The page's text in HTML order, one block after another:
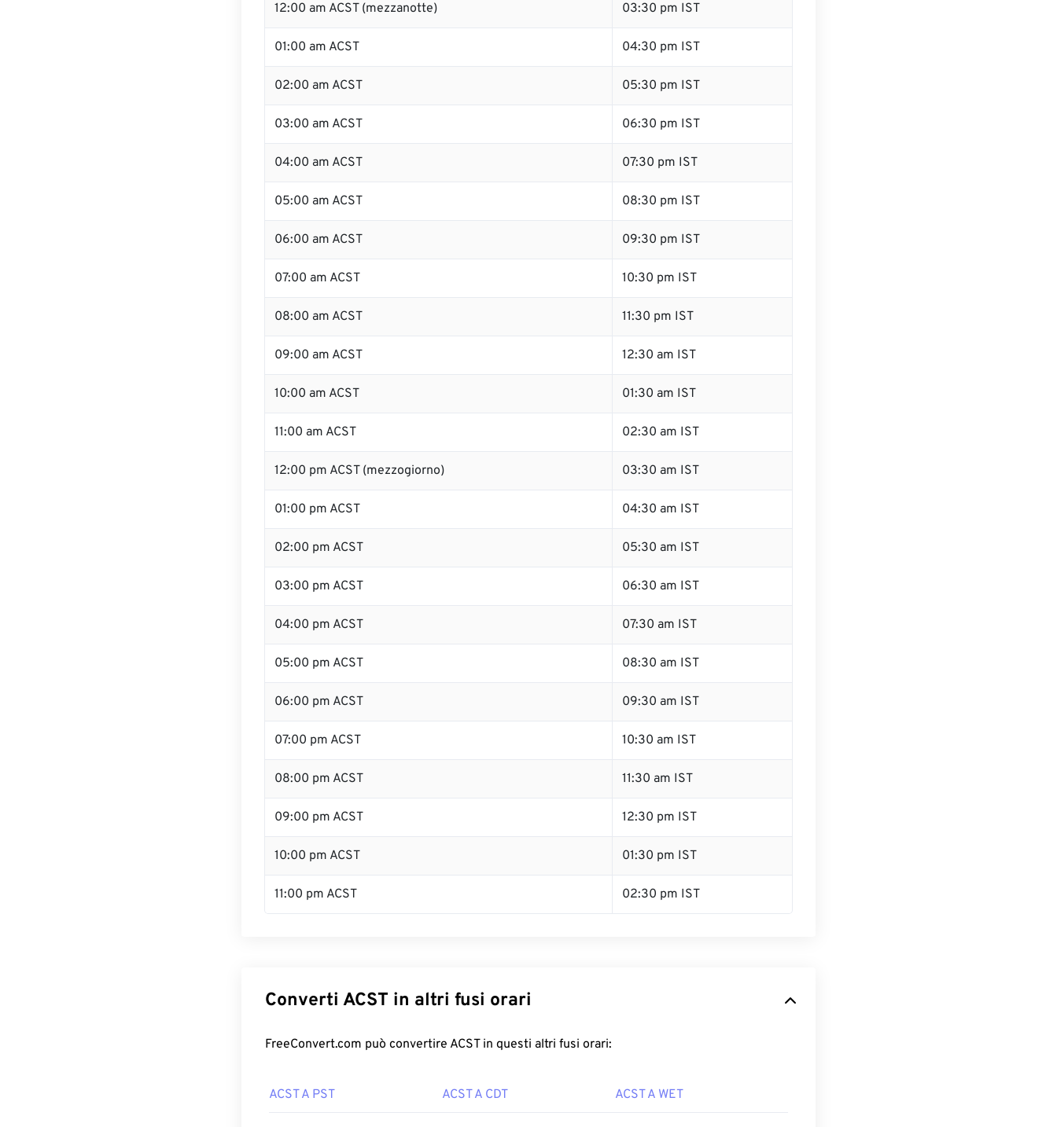
12:00 am ACST (mezzanotte) 03:30 pm IST
01:00 am ACST 04:30 pm IST
02:00 am ACST 05:30 pm IST
03:00 am ACST 06:30 pm IST
04:00 am ACST 07:30 pm IST
05:00 am ACST 08:30 pm IST
06:00 am ACST 09:30 pm IST
07:00 am ACST 10:30 pm IST
08:00 am ACST 11:30 pm IST
09:00 am ACST 12:30 am IST
10:00 am ACST 01:30 am IST
11:00 am ACST 02:30 am IST
12:00 pm ACST (mezzogiorno) 03:30 am IST
01:00 pm ACST 04:30 am IST
02:00 pm ACST 05:30 am IST
03:00 pm ACST 06:30 am IST
04:00 pm ACST 07:30 am IST
05:00 pm ACST 08:30 am IST
06:00 pm ACST 09:30 am IST
07:00 pm ACST 10:30 am IST
08:00 pm ACST 11:30 am IST
09:00 pm ACST 12:30 pm IST
10:00 pm ACST 01:30 pm IST
11:00 pm ACST 02:30 pm IST
Converti ACST in altri fusi orari
FreeConvert.com può convertire ACST in questi altri fusi orari:
ACST A PST ACST A CDT ACST A WET